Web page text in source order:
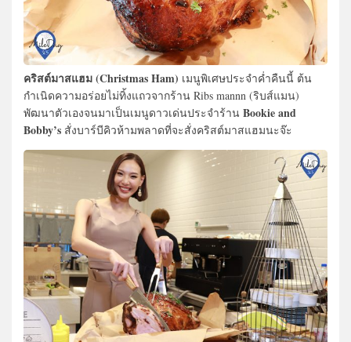
คริสต์มาสแฮม (Christmas Ham) เมนูพิเศษประจำค่ำคืนนี้ ต้น
กำเนิดความอร่อยไม่ทิ้งแถวจากร้าน Ribs mannn (ริบส์แมน)
พัฒนาตัวเองจนมาเป็นเมนูดาวเด่นประจำร้าน Bookie and
Bobby’s สั่งบาร์บีคิวห้ามพลาดที่จะสั่งคริสต์มาสแฮมนะจ๊ะ